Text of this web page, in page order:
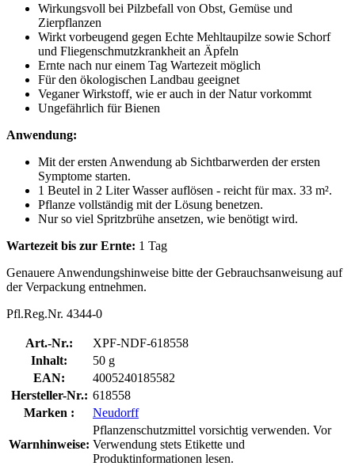
Wirkungsvoll bei Pilzbefall von Obst, Gemüse und
Zierpflanzen
Wirkt vorbeugend gegen Echte Mehltaupilze sowie Schorf
und Fliegenschmutzkrankheit an Äpfeln
Ernte nach nur einem Tag Wartezeit möglich
Für den ökologischen Landbau geeignet
Veganer Wirkstoff, wie er auch in der Natur vorkommt
Ungefährlich für Bienen
Anwendung:
Mit der ersten Anwendung ab Sichtbarwerden der ersten
Symptome starten.
1 Beutel in 2 Liter Wasser auflösen - reicht für max. 33 m².
Pflanze vollständig mit der Lösung benetzen.
Nur so viel Spritzbrühe ansetzen, wie benötigt wird.
Wartezeit bis zur Ernte: 1 Tag
Genauere Anwendungshinweise bitte der Gebrauchsanweisung auf
der Verpackung entnehmen.
Pfl.Reg.Nr. 4344-0
Art.-Nr.:
XPF-NDF-618558
Inhalt:
50 g
EAN:
4005240185582
Hersteller-Nr.: 618558
Marken :
Neudorff
Warnhinweise:
Pflanzenschutzmittel vorsichtig verwenden. Vor
Verwendung stets Etikette und
Produktinformationen lesen.